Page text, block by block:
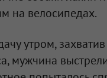
на велосипедах.
утром,
мужчина